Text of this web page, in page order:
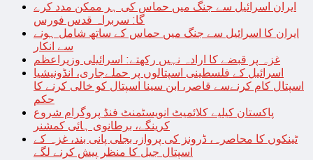
ایران اسرائیل سے جنگ میں حماس کی ہر ممکن مدد کرے
گا: سربراہ قدس فورس
ایران کا اسرائیل سے جنگ میں حماس کے ساتھ شامل ہونے
سے انکار
غزہ پر قبضے کا ارادہ نہیں رکھتے: اسرائیلی وزیراعظم
اسرائیل کے فلسطینی اسپتالوں پر حملےجاری، انڈونیشیا
اسپتال کام کرنےسے قاصر، ابن سینا اسپتال کو خالی کرنے کا
حکم
پاکستان کیلیے کلائمیٹ انویسٹمنٹ فنڈ پروگرام شروع
کرینگے، برطانوی ہائی کمشنر
ٹینکوں کا محاصرہ، ڈرونز کی پرواز، بجلی پانی بند، غزہ کے
اسپتال جیل کا منظر پیش کرنے لگے